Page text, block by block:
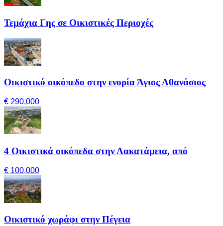
Τεμάχια Γης σε Οικιστικές Περιοχές
Οικιστικό οικόπεδο στην ενορία Άγιος Αθανάσιος
€ 290,000
4 Οικιστικά οικόπεδα στην Λακατάμεια, από
€ 100,000
Οικιστικό χωράφι στην Πέγεια